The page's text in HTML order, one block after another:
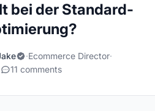
bei der Standard-
·Ecommerce Director·
11 comments